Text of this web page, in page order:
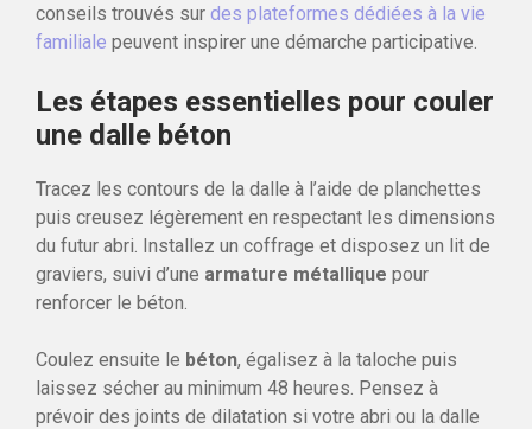
conseils trouvés sur des plateformes dédiées à la vie
familiale peuvent inspirer une démarche participative.
Les étapes essentielles pour couler
une dalle béton
Tracez les contours de la dalle à l’aide de planchettes
puis creusez légèrement en respectant les dimensions
du futur abri. Installez un coffrage et disposez un lit de
graviers, suivi d’une armature métallique pour
renforcer le béton.
Coulez ensuite le béton, égalisez à la taloche puis
laissez sécher au minimum 48 heures. Pensez à
prévoir des joints de dilatation si votre abri ou la dalle